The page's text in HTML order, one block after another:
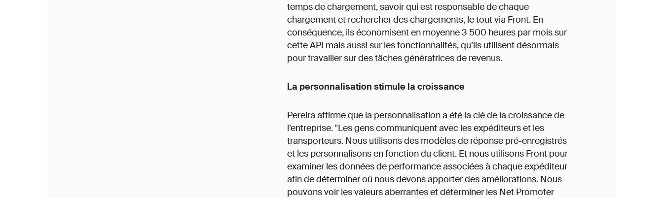
temps de chargement, savoir qui est responsable de chaque
chargement et rechercher des chargements, le tout via Front. En
conséquence, ils économisent en moyenne 3 500 heures par mois sur
cette API mais aussi sur les fonctionnalités, qu’ils utilisent désormais
pour travailler sur des tâches génératrices de revenus.
La personnalisation stimule la croissance
Pereira affirme que la personnalisation a été la clé de la croissance de
l’entreprise. "Les gens communiquent avec les expéditeurs et les
transporteurs. Nous utilisons des modèles de réponse pré-enregistrés
et les personnalisons en fonction du client. Et nous utilisons Front pour
examiner les données de performance associées à chaque expéditeur
afin de déterminer où nous devons apporter des améliorations. Nous
pouvons voir les valeurs aberrantes et déterminer les Net Promoter